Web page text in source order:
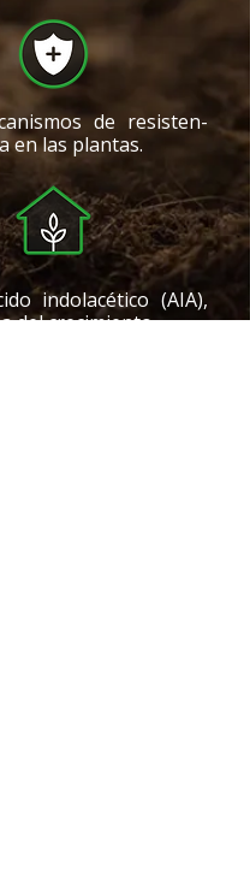
de resisten-
en las plantas.
indolacético (AIA),
del crecimiento.